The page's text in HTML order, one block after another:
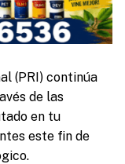
(PRI) continúa
de las
en tu
este fin de